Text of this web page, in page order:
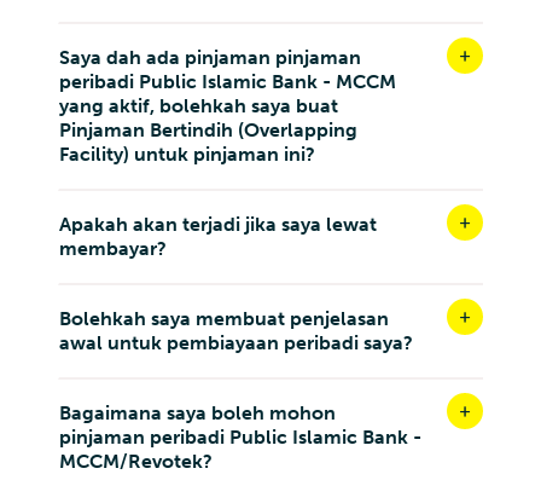
Saya dah ada pinjaman pinjaman
peribadi Public Islamic Bank - MCCM
yang aktif, bolehkah saya buat
Pinjaman Bertindih (Overlapping
Facility) untuk pinjaman ini?
Apakah akan terjadi jika saya lewat
membayar?
Bolehkah saya membuat penjelasan
awal untuk pembiayaan peribadi saya?
Bagaimana saya boleh mohon
pinjaman peribadi Public Islamic Bank -
MCCM/Revotek?